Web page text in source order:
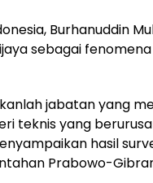
Burhanuddin
sebagai
jabatan yang
teknis yang
hasil
Prabowo-